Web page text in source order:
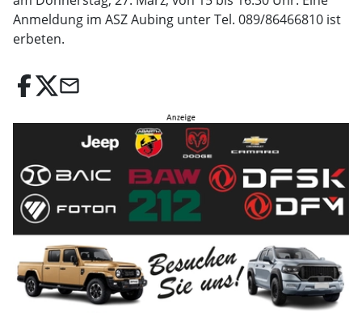
Anmeldung im ASZ Aubing unter Tel. 089/86466810 ist
erbeten.
email